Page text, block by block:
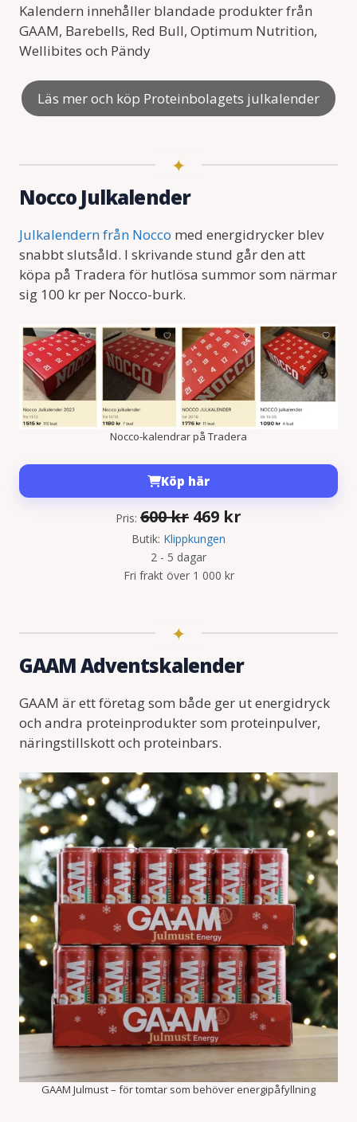
Kalendern innehåller blandade produkter från
GAAM, Barebells, Red Bull, Optimum Nutrition,
Wellibites och Pändy
Läs mer och köp Proteinbolagets julkalender
Nocco Julkalender
Julkalendern från Nocco med energidrycker blev
snabbt slutsåld. I skrivande stund går den att
köpa på Tradera för hutlösa summor som närmar
sig 100 kr per Nocco-burk.
Nocco-kalendrar på Tradera
Köp här
Pris: 600kr Det
ursprungliga
priset
469 kr
Butik: Klippkungen
2 - 5 dagar
Fri frakt över 1 000 kr
GAAM Adventskalender
GAAM är ett företag som både ger ut energidryck
och andra proteinprodukter som proteinpulver,
näringstillskott och proteinbars.
GAAM Julmust – för tomtar som behöver energipåfyllning